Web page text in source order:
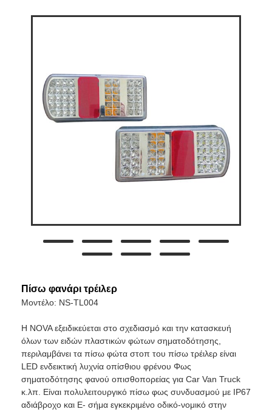
Πίσω φανάρι τρέιλερ
Μοντέλο: NS-TL004
Η NOVA εξειδικεύεται στο σχεδιασμό και την κατασκευή
όλων των ειδών πλαστικών φώτων σηματοδότησης,
περιλαμβάνει τα πίσω φώτα στοπ του πίσω τρέιλερ είναι
LED ενδεικτική λυχνία οπίσθιου φρένου Φως
σηματοδότησης φανού οπισθοπορείας για Car Van Truck
κ.λπ. Είναι πολυλειτουργικό πίσω φως συνδυασμού με IP67
αδιάβροχο και E- σήμα εγκεκριμένο οδικό-νομικό στην